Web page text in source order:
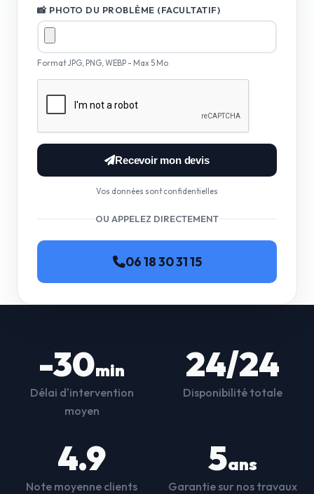
📸 PHOTO DU PROBLÈME (FACULTATIF)
Format JPG, PNG, WEBP - Max 5 Mo
Recevoir mon devis
Vos données sont confidentielles
OU APPELEZ DIRECTEMENT
06 18 30 31 15
-30min
Délai d'intervention
moyen
24/24
Disponibilité totale
4.9
Note moyenne clients
5ans
Garantie sur nos travaux